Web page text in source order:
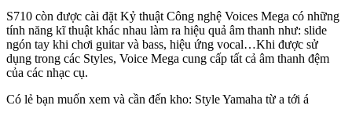
Sự cải tiến âm nhạc tiên tiến được sử dụng bởi Yamaha PSR
S710 cho phép đổi thay rõ nét về cảm nhận âm thanh thực
so với nhiều bàn phím giống nhau. Việc dùng các Styles âm
thanh với PSR-S710 làm mờ giới hạn giữa những âm thanh
kĩ thuật số và âm thanh thực, đạt được đến một cấp độ hoàn
toàn mới, chân thực và vô cùng biểu cảm.
Âm sắc có sẵn trên Yamaha PSR S710
S710 còn được cài đặt Kỷ thuật Công nghệ Voices Mega có những
tính năng kĩ thuật khác nhau làm ra hiệu quả âm thanh như: slide
ngón tay khi chơi guitar và bass, hiệu ứng vocal…Khi được sử
dụng trong các Styles, Voice Mega cung cấp tất cả âm thanh đệm
của các nhạc cụ.
Có lẻ bạn muốn xem và cần đến kho: Style Yamaha từ a tới á